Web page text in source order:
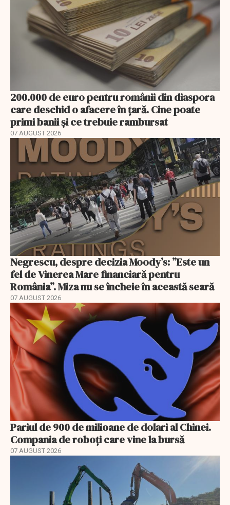
200.000 de euro pentru românii din diaspora
care deschid o afacere în țară. Cine poate
primi banii și ce trebuie rambursat
07 AUGUST 2026
Negrescu, despre decizia Moody’s: ”Este un
fel de Vinerea Mare financiară pentru
România”. Miza nu se încheie în această seară
07 AUGUST 2026
Pariul de 900 de milioane de dolari al Chinei.
Compania de roboți care vine la bursă
07 AUGUST 2026